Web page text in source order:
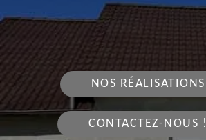
NOS RÉALISATIONS
CONTACTEZ-NOUS !